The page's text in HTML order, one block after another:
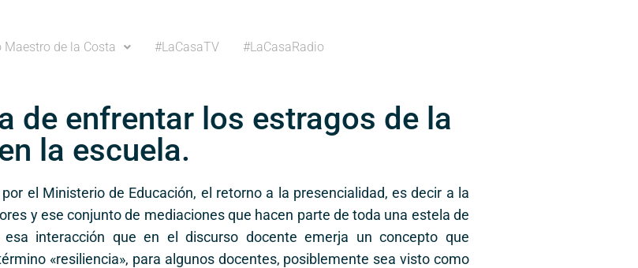
Maestro de la Costa #LaCasaTV #LaCasaRadio
de enfrentar los estragos de la
la escuela.
el Ministerio de Educación, el retorno a la presencialidad, es decir a la
y ese conjunto de mediaciones que hacen parte de toda una estela de
interacción que en el discurso docente emerja un concepto que
«resiliencia», para algunos docentes, posiblemente sea visto como